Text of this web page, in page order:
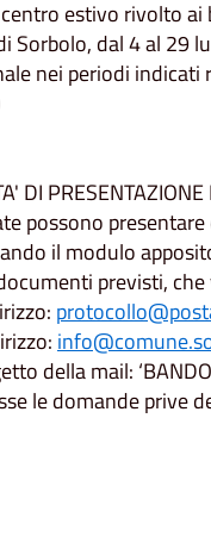
centro estivo rivolto
Sorbolo, dal 4 al 29
nei periodi
DI
possono
il modulo
previsti,
della mail: ‘BANDO
le domande prive